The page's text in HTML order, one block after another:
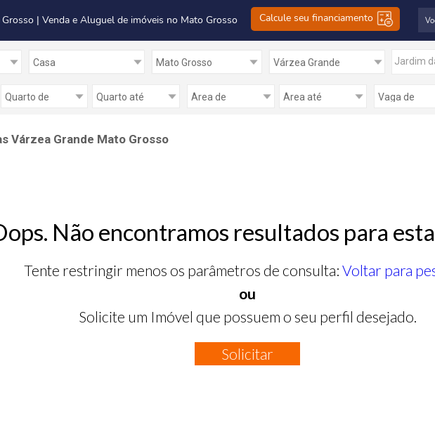
| Venda e Aluguel de imóveis no Mato Grosso Calcule seu financiamento
Jardim
Várzea Grande Mato Grosso
Não encontramos resultados para
Tente restringir menos os parâmetros de consulta: Voltar para
ou
Solicite um Imóvel que possuem o seu perfil desejado.
Solicitar